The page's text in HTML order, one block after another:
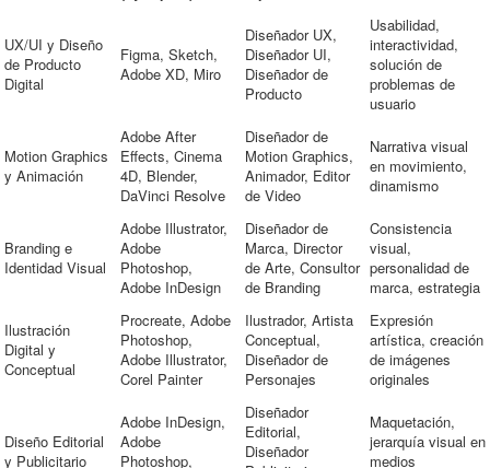
UX/UI y Diseño
de Producto
Digital
Figma, Sketch,
Adobe XD, Miro
Diseñador UX,
Diseñador UI,
Diseñador de
Producto
Usabilidad,
interactividad,
solución de
problemas de
usuario
Motion Graphics
y Animación
Adobe After
Effects, Cinema
4D, Blender,
DaVinci Resolve
Diseñador de
Motion Graphics,
Animador, Editor
de Video
Narrativa visual
en movimiento,
dinamismo
Branding e
Identidad Visual
Adobe Illustrator,
Adobe
Photoshop,
Adobe InDesign
Diseñador de
Marca, Director
de Arte, Consultor
de Branding
Consistencia
visual,
personalidad de
marca, estrategia
Ilustración
Digital y
Conceptual
Procreate, Adobe
Photoshop,
Adobe Illustrator,
Corel Painter
Ilustrador, Artista
Conceptual,
Diseñador de
Personajes
Expresión
artística, creación
de imágenes
originales
Diseño Editorial
y Publicitario
Adobe InDesign,
Adobe
Photoshop,
Diseñador
Editorial,
Diseñador
Maquetación,
jerarquía visual en
medios